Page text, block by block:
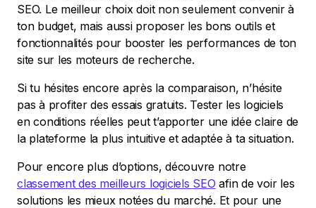
SEO. Le meilleur choix doit non seulement convenir à
ton budget, mais aussi proposer les bons outils et
fonctionnalités pour booster les performances de ton
site sur les moteurs de recherche.
Si tu hésites encore après la comparaison, n’hésite
pas à profiter des essais gratuits. Tester les logiciels
en conditions réelles peut t’apporter une idée claire de
la plateforme la plus intuitive et adaptée à ta situation.
Pour encore plus d’options, découvre notre
classement des meilleurs logiciels SEO afin de voir les
solutions les mieux notées du marché. Et pour une